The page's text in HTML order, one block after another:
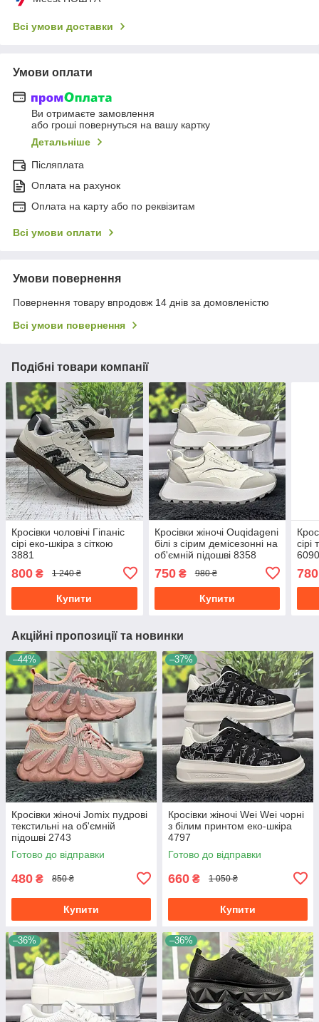
Всі умови доставки
Умови оплати
Ви отримаєте замовлення
або гроші повернуться на вашу картку
Детальніше
Післяплата
Оплата на рахунок
Оплата на карту або по реквізитам
Всі умови оплати
Умови повернення
Повернення товару впродовж 14 днів за домовленістю
Всі умови повернення
Подібні товари компанії
Кросівки чоловічі Гіпаніс
сірі еко-шкіра з сіткою
3881
800 ₴ 1 240 ₴
Купити
Кросівки жіночі Ouqidageni
білі з сірим демісезонні на
об'ємній підошві 8358
750₴ 980 ₴
Купити
780
Акційні пропозиції та новинки
–44%
Кросівки жіночі Jomix пудрові
текстильні на об'ємній
підошві 2743
Готово до відправки
480 ₴ 850 ₴
Купити
–37%
Кросівки жіночі Wei Wei чорні
з білим принтом еко-шкіра
4797
Готово до відправки
660 ₴ 1 050 ₴
Купити
–36% –36%